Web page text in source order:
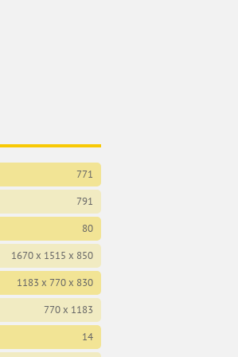
771
791
80
1670 х 1515 х 850
1183 х 770 х 830
770 х 1183
14